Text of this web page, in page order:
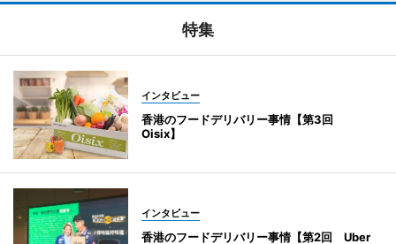
特集
インタビュー
香港のフードデリバリー事情【第3回
Oisix】
インタビュー
香港のフードデリバリー事情【第2回 Uber